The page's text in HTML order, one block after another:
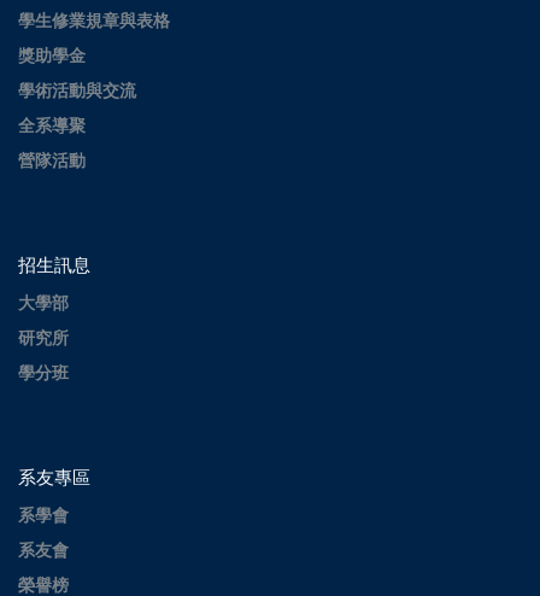
學生修業規章與表格
獎助學金
學術活動與交流
全系導聚
營隊活動
招生訊息
大學部
研究所
學分班
系友專區
系學會
系友會
榮譽榜